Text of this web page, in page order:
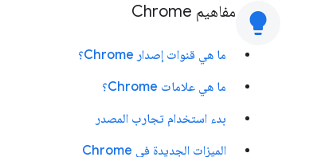
lightbulb مفاهيم Chrome
ما هي قنوات إصدار Chrome؟
ما هي علامات Chrome؟
بدء استخدام تجارب المصدر
الميزات الجديدة في Chrome